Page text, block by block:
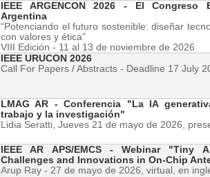
IEEE ARGENCON 2026 - El
Argentina
“Potenciando el futuro sostenible: diseñar
con valores y ética”
VIII Edición - 11 al 13 de noviembre de 2026
IEEE URUCON 2026
Call For Papers / Abstracts - Deadline 17 July
LMAG AR - Conferencia "La IA
trabajo y la investigación"
Lidia Seratti, Jueves 21 de mayo de 2026,
IEEE AR APS/EMCS - Webinar "Tiny
Challenges and Innovations in On-Chip
Arup Ray - 27 de mayo de 2026, virtual, en